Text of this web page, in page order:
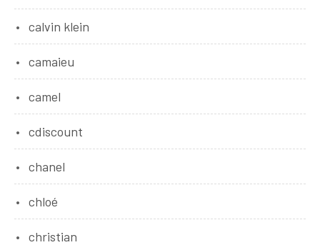
calvin klein
camaieu
camel
cdiscount
chanel
chloé
christian